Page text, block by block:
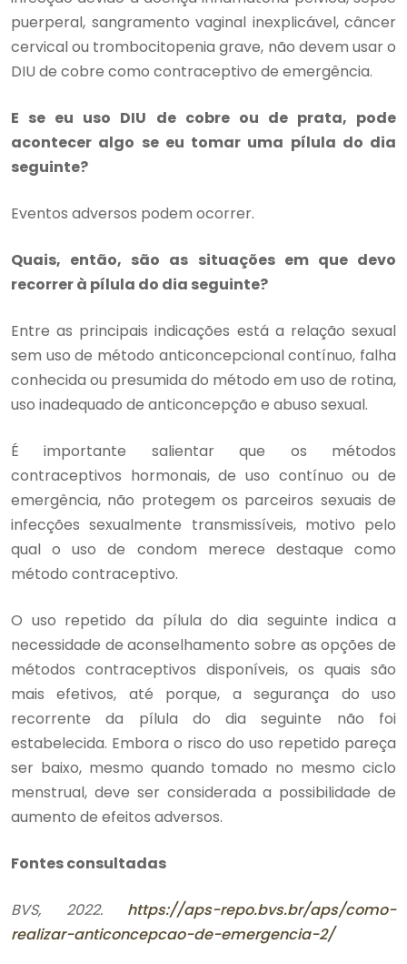
puerperal, sangramento vaginal inexplicável, câncer
cervical ou trombocitopenia grave, não devem usar o
DIU de cobre como contraceptivo de emergência.
E se eu uso DIU de cobre ou de prata, pode
acontecer algo se eu tomar uma pílula do dia
seguinte?
Eventos adversos podem ocorrer.
Quais, então, são as situações em que devo
recorrer à pílula do dia seguinte?
Entre as principais indicações está a relação sexual
sem uso de método anticoncepcional contínuo, falha
conhecida ou presumida do método em uso de rotina,
uso inadequado de anticoncepção e abuso sexual.
É importante salientar que os métodos
contraceptivos hormonais, de uso contínuo ou de
emergência, não protegem os parceiros sexuais de
infecções sexualmente transmissíveis, motivo pelo
qual o uso de condom merece destaque como
método contraceptivo.
O uso repetido da pílula do dia seguinte indica a
necessidade de aconselhamento sobre as opções de
métodos contraceptivos disponíveis, os quais são
mais efetivos, até porque, a segurança do uso
recorrente da pílula do dia seguinte não foi
estabelecida. Embora o risco do uso repetido pareça
ser baixo, mesmo quando tomado no mesmo ciclo
menstrual, deve ser considerada a possibilidade de
aumento de efeitos adversos.
Fontes consultadas
BVS, 2022. https://aps-repo.bvs.br/aps/como-
realizar-anticoncepcao-de-emergencia-2/